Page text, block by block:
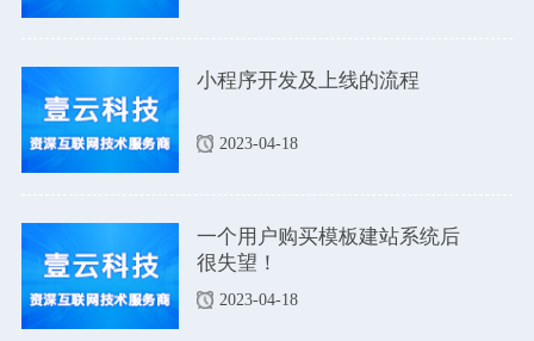
小程序开发及上线的流程
2023-04-18
一个用户购买模板建站系统后
很失望！
2023-04-18